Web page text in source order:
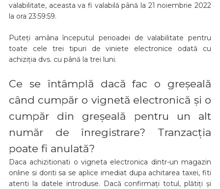
valabilitate, aceasta va fi valabilă până la 21 noiembrie 2022
la ora 23:59:59.
Puteți amâna începutul perioadei de valabilitate pentru
toate cele trei tipuri de viniete electronice odată cu
achiziția dvs. cu până la trei luni.
Ce se întâmplă dacă fac o greșeală
când cumpăr o vignetă electronică și o
cumpăr din greșeală pentru un alt
număr de înregistrare? Tranzacția
poate fi anulată?
Daca achizitionati o vigneta electronica dintr-un magazin
online si doriti sa se aplice imediat dupa achitarea taxei, fiti
atenti la datele introduse. Dacă confirmați totul, plătiți și